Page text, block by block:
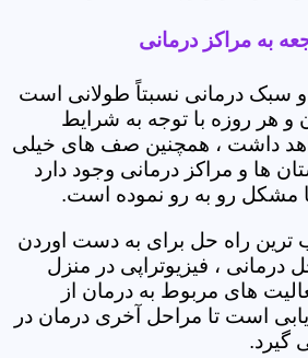
به مراکز درمانی
سبک درمانی نسبتاً طولانی است
و هر روزه با توجه به شرایط
داشت ، همچنین صف های خیلی
ها و مراکز درمانی وجود دارد
مشکل رو به رو نموده است.
ترین راه حل برای به دست اوردن
درمانی ، فیزیوتراپی در منزل
های مربوط به درمان از
است تا مراحل آخری درمان در
گیرد.